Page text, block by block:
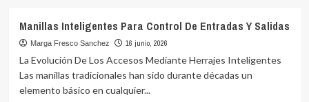
Con
Gestión
De
Permisos
Manillas Inteligentes Para Control De Entradas Y Salidas
Marga Fresco Sanchez 16 junio, 2026
La Evolución De Los Accesos Mediante Herrajes Inteligentes
Las manillas tradicionales han sido durante décadas un
elemento básico en cualquier...